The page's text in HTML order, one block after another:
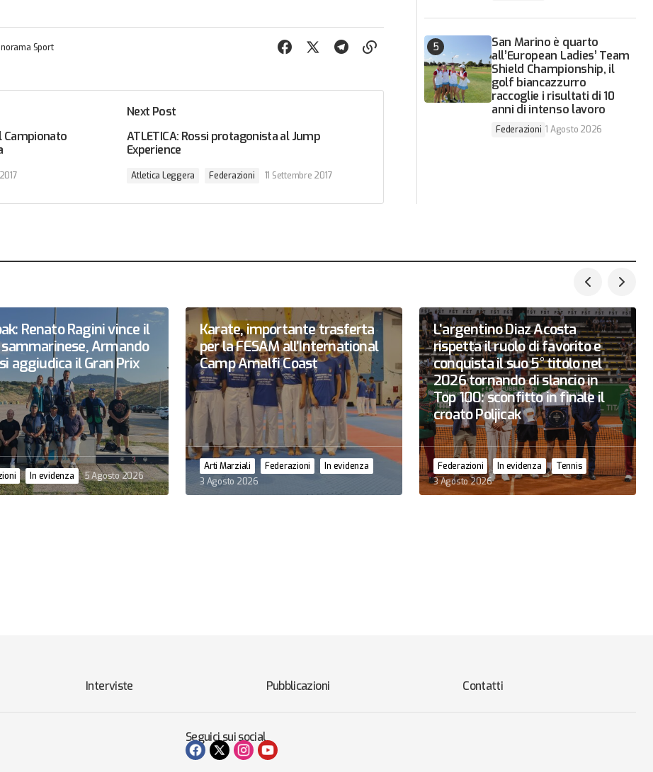
Sport
Campionato
Next Post
ATLETICA: Rossi protagonista al Jump
Experience
Atletica Leggera Federazioni 11 Settembre 2017
San Marino è quarto
all’European Ladies’ Team
Shield Championship, il
golf biancazzurro
raccoglie i risultati di 10
anni di intenso lavoro
Federazioni 1 Agosto 2026
Renato Ragini vince il
Armando
aggiudica il Gran Prix
In evidenza 5 Agosto 2026
Karate, importante trasferta
per la FESAM all’International
Camp Amalfi Coast
Arti Marziali Federazioni
In evidenza
3 Agosto 2026
L’argentino Diaz Acosta
rispetta il ruolo di favorito e
conquista il suo 5° titolo nel
2026 tornando di slancio in
Top 100: sconfitto in finale il
croato Poljicak
Federazioni In evidenza
Tennis
3 Agosto 2026
Interviste Pubblicazioni Contatti
Seguici sui social